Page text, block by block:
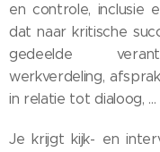
en controle, inclusie
dat naar kritische
gedeelde
werkverdeling,
in relatie tot dialoog, …
Je krijgt kijk- en